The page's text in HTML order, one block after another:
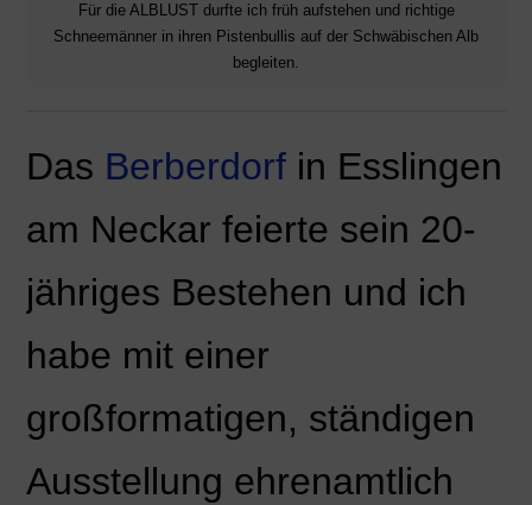
Für die ALBLUST durfte ich früh aufstehen und richtige
Schneemänner in ihren Pistenbullis auf der Schwäbischen Alb
begleiten.
Das Berberdorfin Esslingen
am Neckar feierte sein 20-
jähriges Bestehen und ich
habe mit einer
großformatigen, ständigen
Ausstellung ehrenamtlich